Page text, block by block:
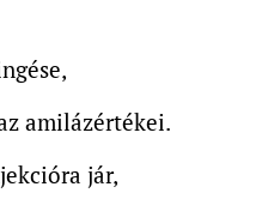
amilázértékei.
jár,